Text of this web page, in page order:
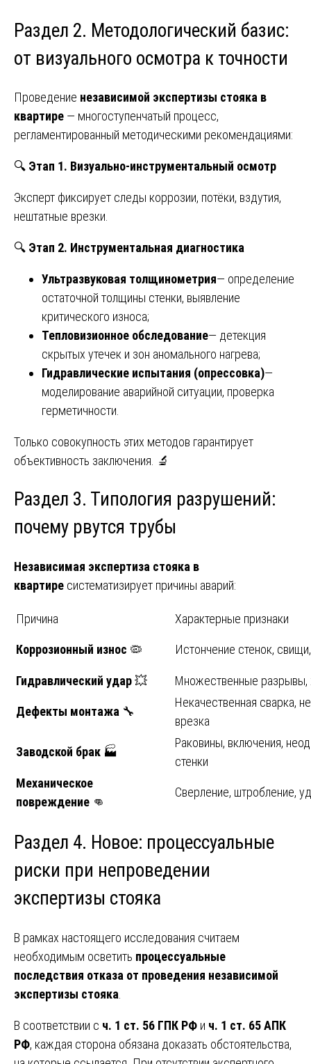
Раздел 2. Методологический базис:
от визуального осмотра к точности
Проведение независимой экспертизы стояка в
квартире — многоступенчатый процесс,
регламентированный методическими рекомендациями:
🔍 Этап 1. Визуально-инструментальный осмотр
Эксперт фиксирует следы коррозии, потёки, вздутия,
нештатные врезки.
🔍 Этап 2. Инструментальная диагностика
Ультразвуковая толщинометрия— определение
остаточной толщины стенки, выявление
критического износа;
Тепловизионное обследование— детекция
скрытых утечек и зон аномального нагрева;
Гидравлические испытания (опрессовка)—
моделирование аварийной ситуации, проверка
герметичности.
Только совокупность этих методов гарантирует
объективность заключения. 🔬
Раздел 3. Типология разрушений:
почему рвутся трубы
Независимая экспертиза стояка в
квартире систематизирует причины аварий:
Причина Характерные признаки
Коррозионный износ 🦠 Истончение стенок,
Гидравлический удар💥 Множественные разрывы,
Дефекты монтажа 🔧
Некачественная сварка,
врезка
Заводской брак 🏭
Раковины, включения,
стенки
Механическое
повреждение 👊
Сверление, штробление,
Раздел 4. Новое: процессуальные
риски при непроведении
экспертизы стояка
В рамках настоящего исследования считаем
необходимым осветить процессуальные
последствия отказа от проведения независимой
экспертизы стояка
В соответствии с ч. 1 ст. 56 ГПК РФ и ч. 1 ст. 65 АПК
РФ, каждая сторона обязана доказать обстоятельства,